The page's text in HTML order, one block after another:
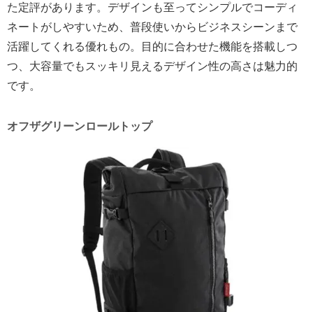
た定評があります。デザインも至ってシンプルでコーディ
ネートがしやすいため、普段使いからビジネスシーンまで
活躍してくれる優れもの。目的に合わせた機能を搭載しつ
つ、大容量でもスッキリ見えるデザイン性の高さは魅力的
です。
オフザグリーンロールトップ